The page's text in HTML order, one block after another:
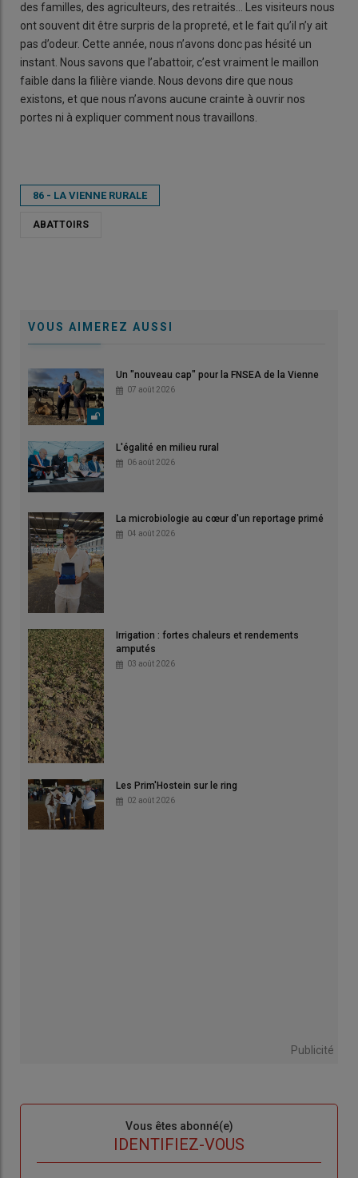
des familles, des agriculteurs, des retraités… Les visiteurs nous
ont souvent dit être surpris de la propreté, et le fait qu’il n’y ait
pas d’odeur. Cette année, nous n’avons donc pas hésité un
instant. Nous savons que l’abattoir, c’est vraiment le maillon
faible dans la filière viande. Nous devons dire que nous
existons, et que nous n’avons aucune crainte à ouvrir nos
portes ni à expliquer comment nous travaillons.
86 - LA VIENNE RURALE
ABATTOIRS
VOUS AIMEREZ AUSSI
Un "nouveau cap" pour la FNSEA de la Vienne
07 août 2026
L'égalité en milieu rural
06 août 2026
La microbiologie au cœur d'un reportage primé
04 août 2026
Irrigation : fortes chaleurs et rendements
amputés
03 août 2026
Les Prim'Hostein sur le ring
02 août 2026
Publicité
Vous êtes abonné(e)
IDENTIFIEZ-VOUS